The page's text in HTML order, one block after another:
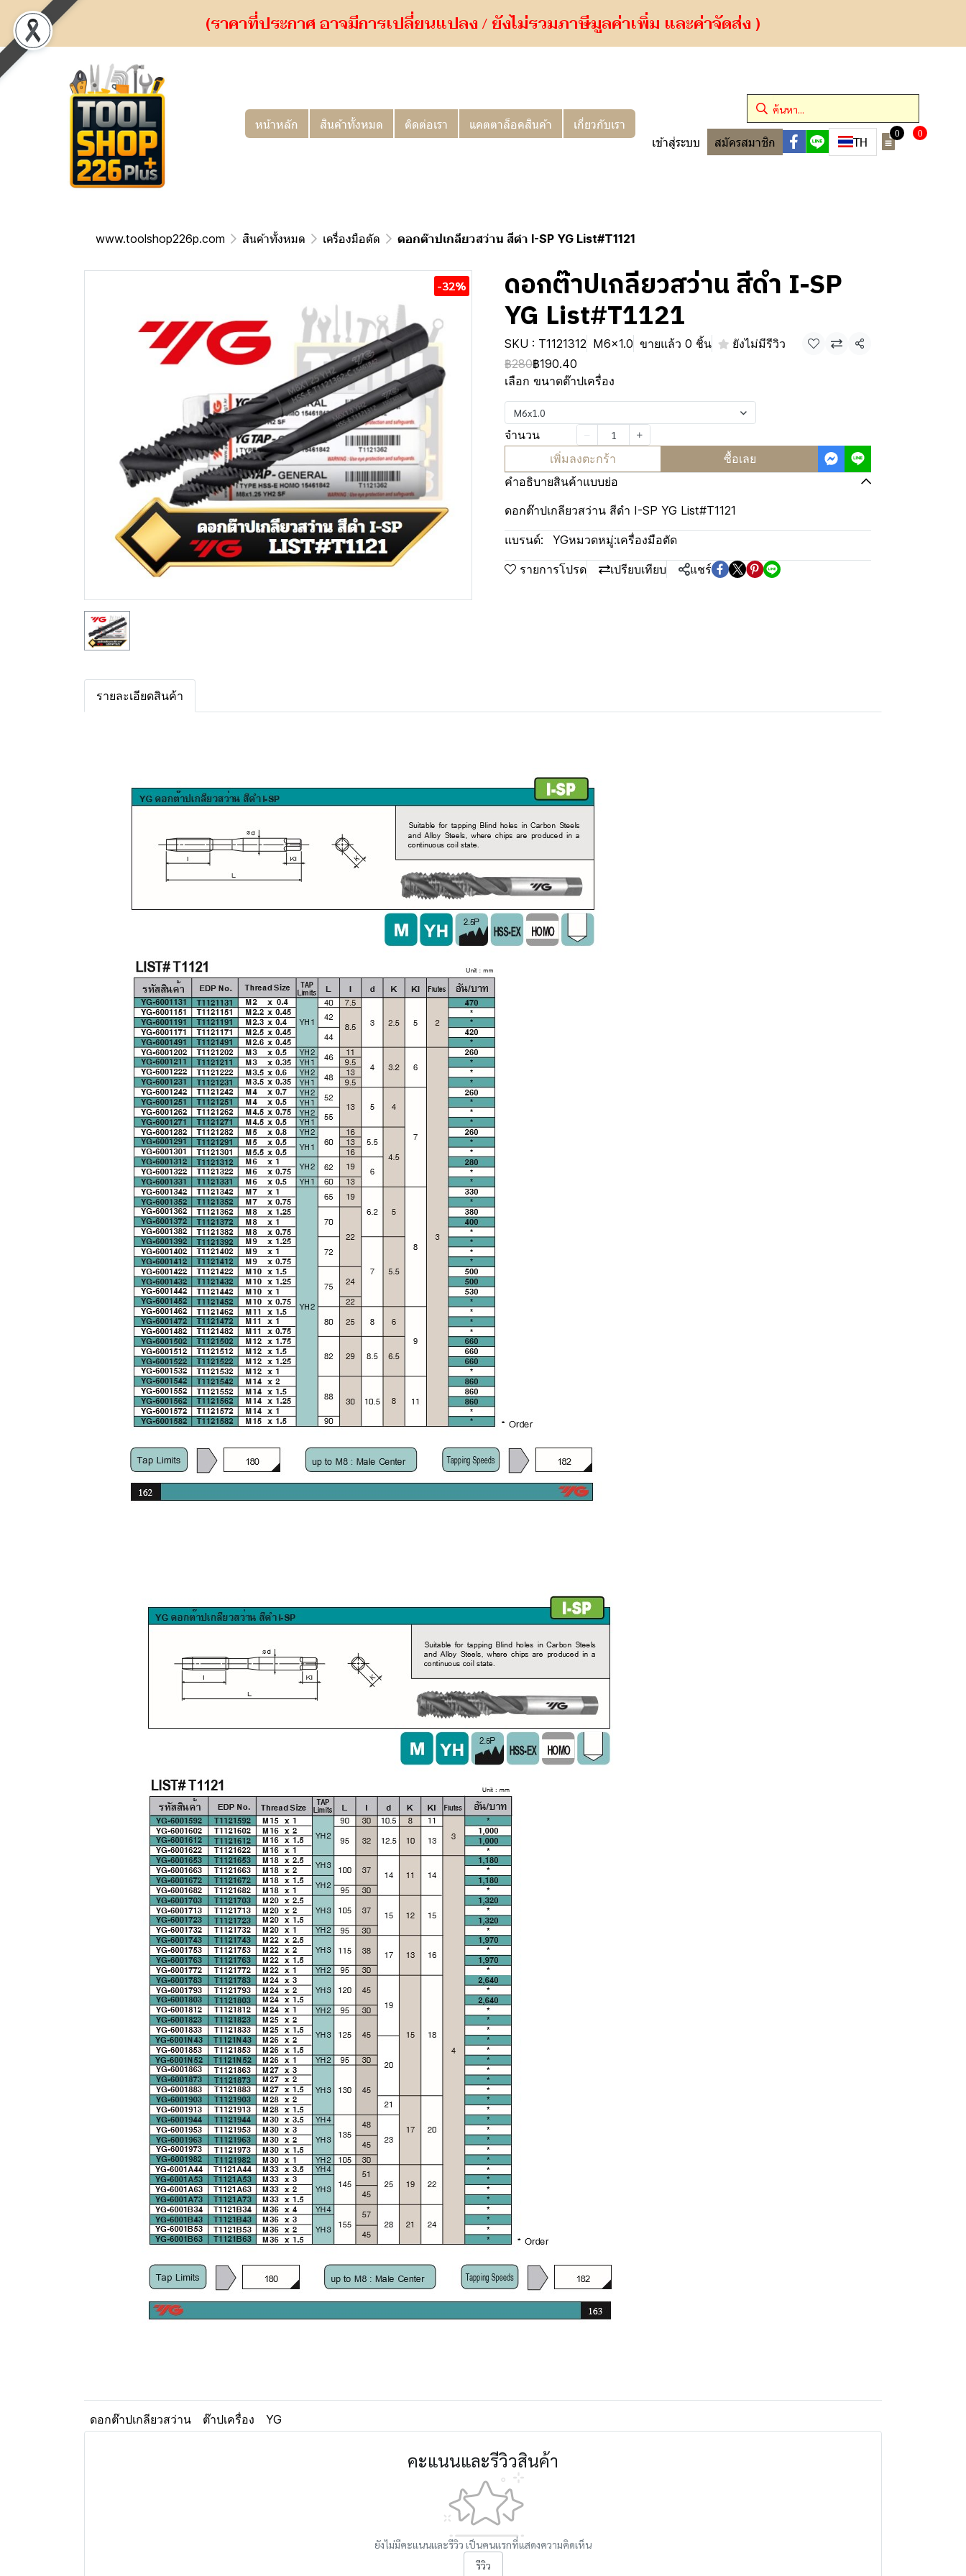
(ราคาที่ประกาศ อาจมีการเปลี่ยนแปลง / ยังไม่รวมภาษีมูลค่าเพิ่ม และค่าจัดส่ง )
หน้าหลัก สินค้าทั้งหมด ติดต่อเรา แคตตาล็อคสินค้า เกี่ยวกับเรา
เข้าสู่ระบบ สมัครสมาชิก TH
0 0
www.toolshop226p.com สินค้าทั้งหมด เครื่องมือตัด ดอกต๊าปเกลียวสว่าน สีดำ I-SP YG List#T1121
-32% ดอกต๊าปเกลียวสว่าน สีดำ I-SP
YG List#T1121
SKU : T1121312 M6x1.0 ขายแล้ว 0 ชิ้น ยังไม่มีรีวิว
แชร์
฿280฿190.40
เลือก ขนาดต๊าปเครื่อง
M6x1.0
จำนวน
เพิ่มลงตะกร้า
ซื้อเลย
คำอธิบายสินค้าแบบย่อ
ดอกต๊าปเกลียวสว่าน สีดำ I-SP YG List#T1121
แบรนด์: YGหมวดหมู่:เครื่องมือตัด
รายการโปรด เปรียบเทียบ แชร์
รายละเอียดสินค้า
ดอกต๊าปเกลียวสว่าน ต๊าปเครื่อง YG
คะแนนและรีวิวสินค้า
ยังไม่มีคะแนนและรีวิว เป็นคนแรกที่แสดงความคิดเห็น
รีวิว